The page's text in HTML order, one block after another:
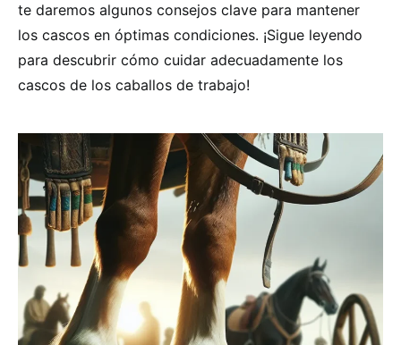
te daremos algunos consejos clave para mantener
los cascos en óptimas condiciones. ¡Sigue leyendo
para descubrir cómo cuidar adecuadamente los
cascos de los caballos de trabajo!